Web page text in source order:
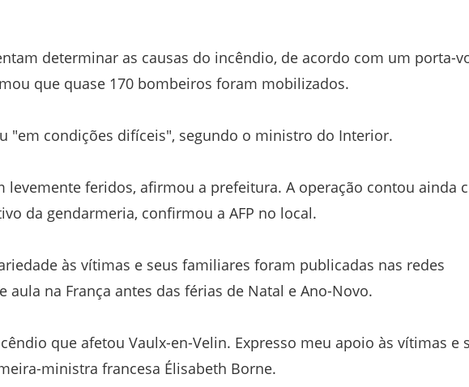
determinar as causas do incêndio, de acordo com um porta-
que quase 170 bombeiros foram mobilizados.
"em condições difíceis", segundo o ministro do Interior.
levemente feridos, afirmou a prefeitura. A operação contou ainda
da gendarmeria, confirmou a AFP no local.
às vítimas e seus familiares foram publicadas nas redes
aula na França antes das férias de Natal e Ano-Novo.
que afetou Vaulx-en-Velin. Expresso meu apoio às vítimas e
ministra francesa Élisabeth Borne.